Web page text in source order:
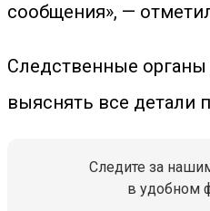
сообщения», —
Следственные
выяснять все детали
Следите за
в удобном